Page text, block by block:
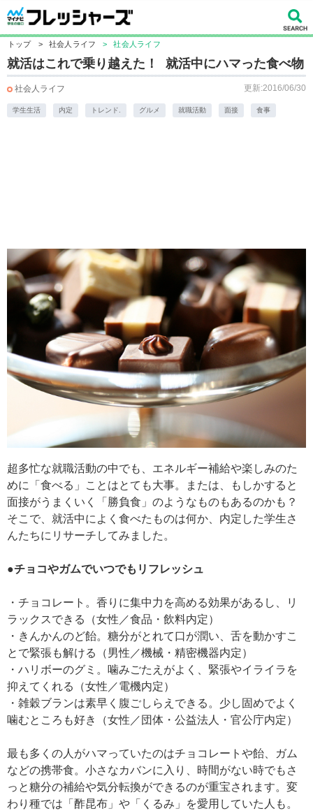
トップ > 社会人ライフ > 社会人ライフ
就活はこれで乗り越えた！ 就活中にハマった食べ物
社会人ライフ 更新:2016/06/30
学生生活 内定 トレンド. グルメ 就職活動 面接 食事
超多忙な就職活動の中でも、エネルギー補給や楽しみのた
めに「食べる」ことはとても大事。または、もしかすると
面接がうまくいく「勝負食」のようなものもあるのかも？
そこで、就活中によく食べたものは何か、内定した学生さ
んたちにリサーチしてみました。
●チョコやガムでいつでもリフレッシュ
・チョコレート。香りに集中力を高める効果があるし、リ
ラックスできる（女性／食品・飲料内定）
・きんかんのど飴。糖分がとれて口が潤い、舌を動かすこ
とで緊張も解ける（男性／機械・精密機器内定）
・ハリボーのグミ。噛みごたえがよく、緊張やイライラを
抑えてくれる（女性／電機内定）
・雑穀ブランは素早く腹ごしらえできる。少し固めでよく
噛むところも好き（女性／団体・公益法人・官公庁内定）
最も多くの人がハマっていたのはチョコレートや飴、ガム
などの携帯食。小さなカバンに入り、時間がない時でもさ
っと糖分の補給や気分転換ができるのが重宝されます。変
わり種では「酢昆布」や「くるみ」を愛用していた人も。